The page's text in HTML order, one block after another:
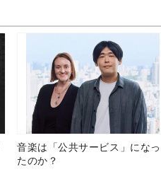
音楽は「公共サービス」になっ
たのか？